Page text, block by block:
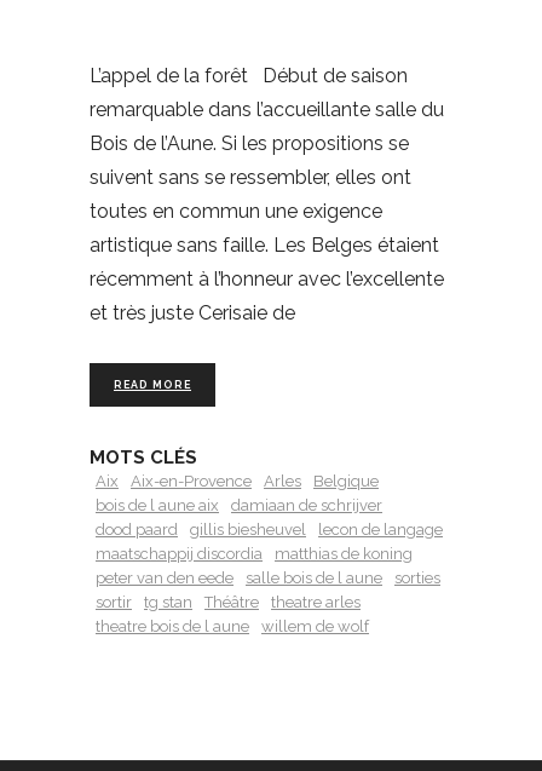
L’appel de la forêt Début de saison
remarquable dans l’accueillante salle du
Bois de l’Aune. Si les propositions se
suivent sans se ressembler, elles ont
toutes en commun une exigence
artistique sans faille. Les Belges étaient
récemment à l’honneur avec l’excellente
et très juste Cerisaie de
READ MORE
MOTS CLÉS
Aix Aix-en-Provence Arles
Belgique
bois de l aune aix
damiaan de schrijver
dood paard
gillis biesheuvel
lecon de langage
maatschappij discordia
matthias de koning
peter van den eede
salle bois de l aune
sorties
sortir
tg stan Théâtre
theatre arles
theatre bois de l aune
willem de wolf